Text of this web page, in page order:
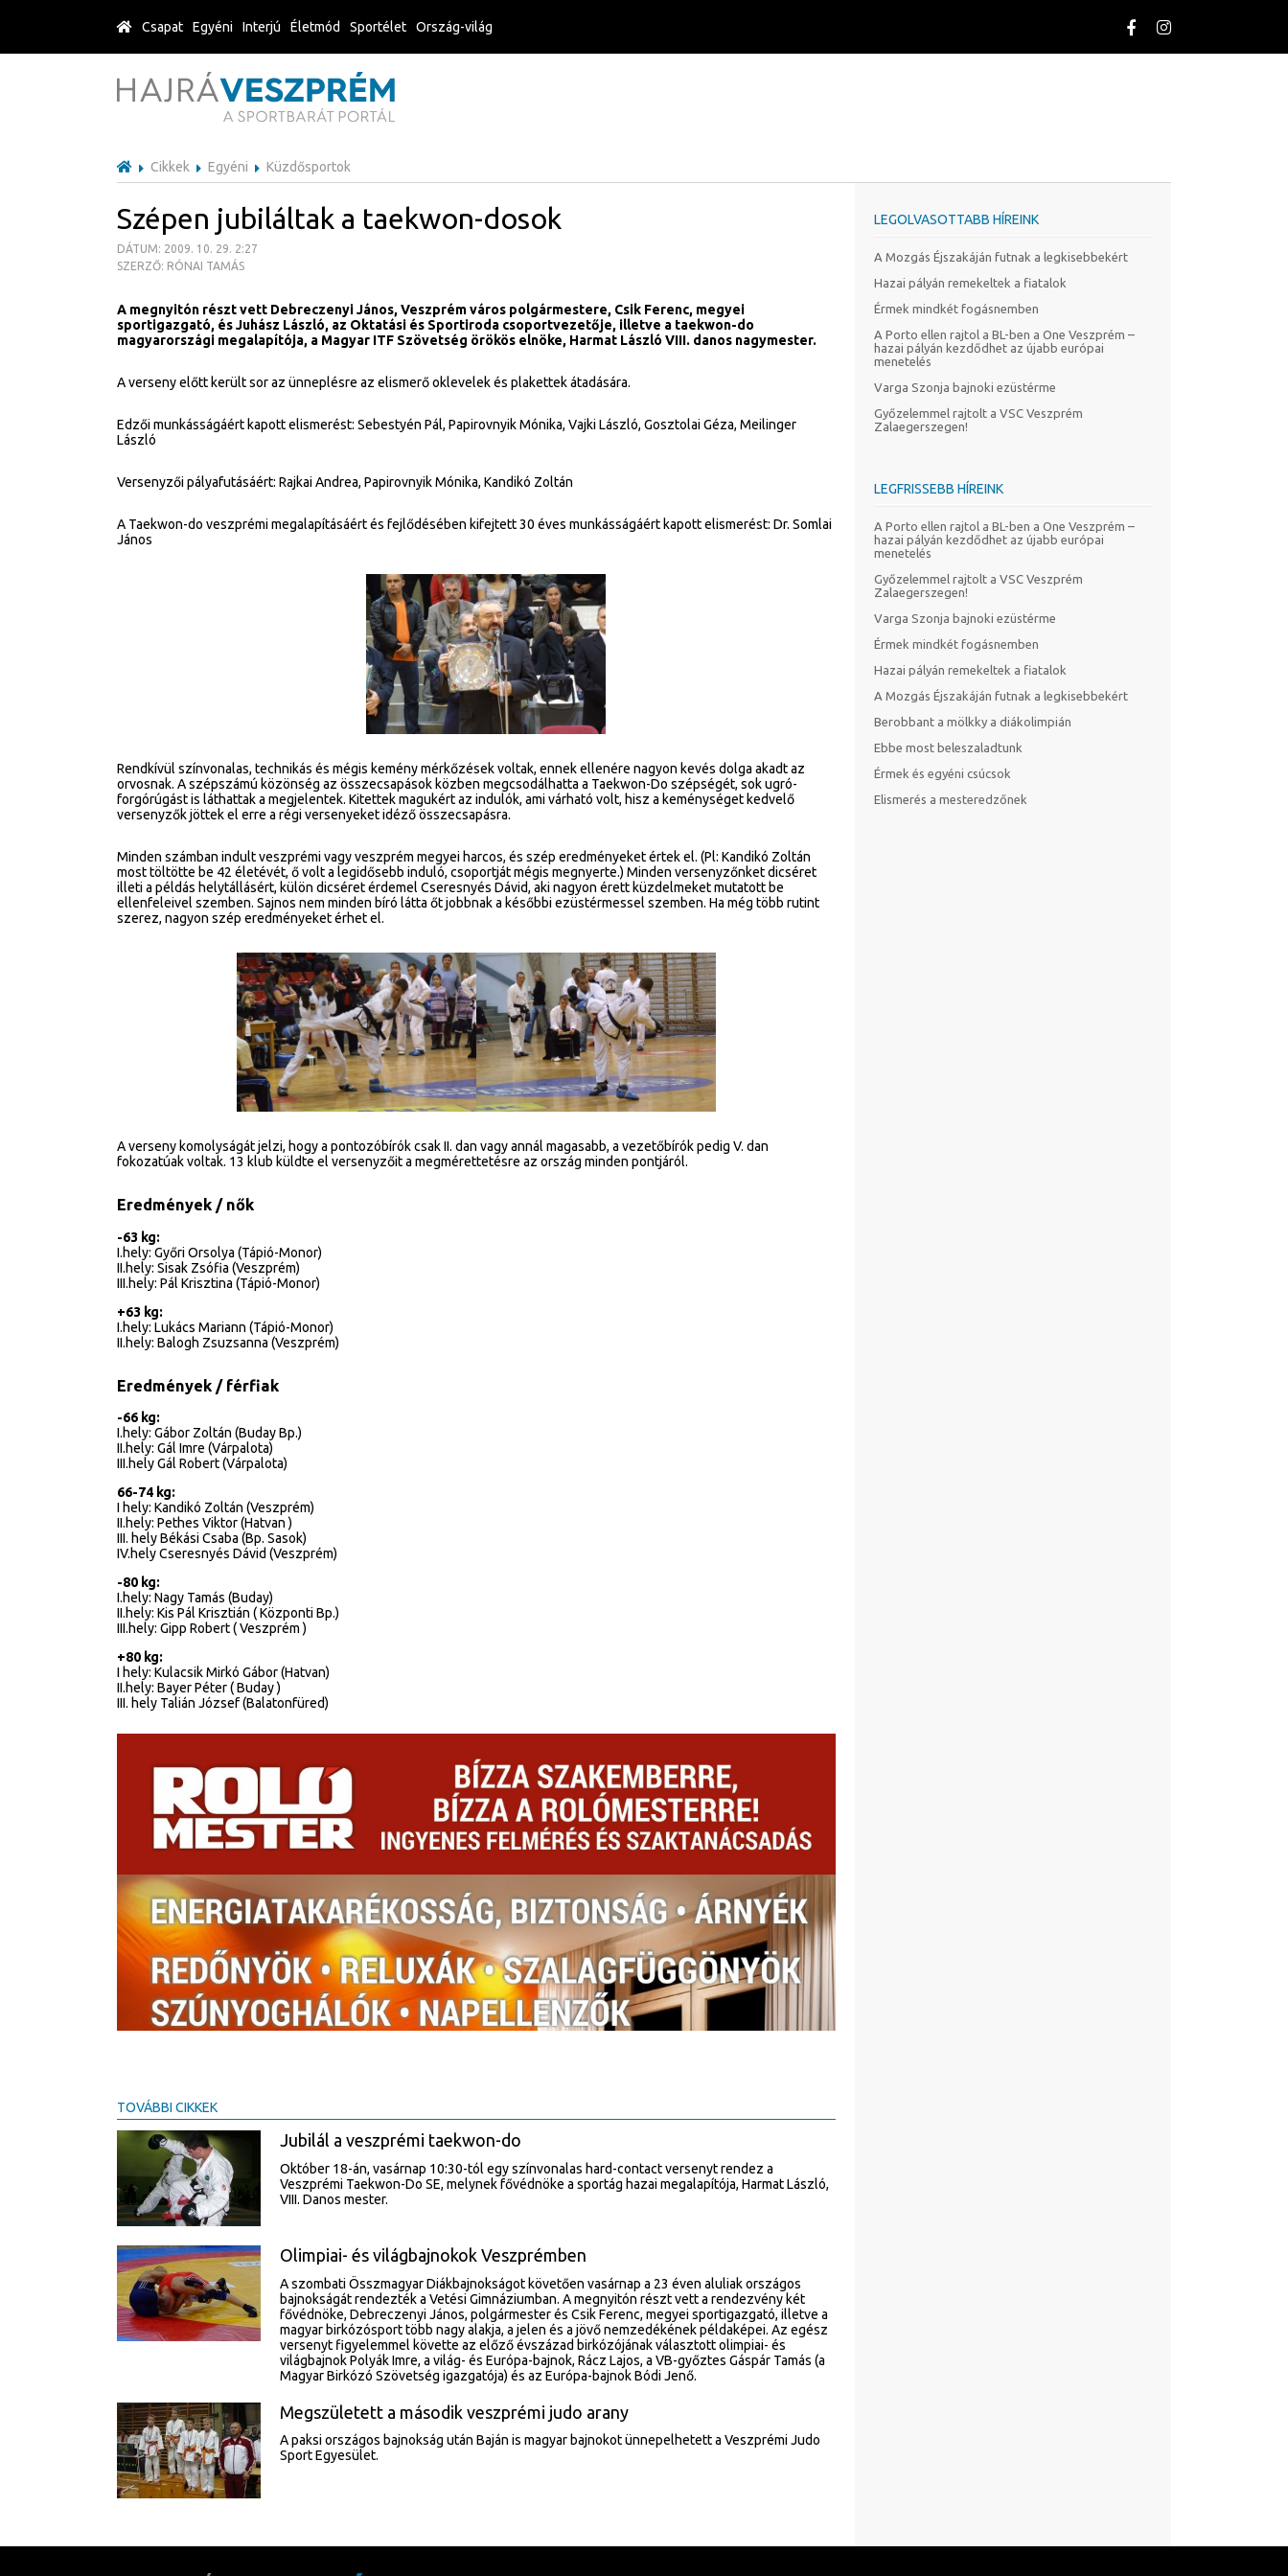
Cikkek Egyéni Küzdősportok
Szépen jubiláltak a taekwon-dosok
DÁTUM: 2009. 10. 29. 2:27
SZERZŐ: RÓNAI TAMÁS
A megnyitón részt vett Debreczenyi János, Veszprém város polgármestere, Csik Ferenc, megyei
sportigazgató, és Juhász László, az Oktatási és Sportiroda csoportvezetője, illetve a taekwon-do
magyarországi megalapítója, a Magyar ITF Szövetség örökös elnöke, Harmat László VIII. danos nagymester.
A verseny előtt került sor az ünneplésre az elismerő oklevelek és plakettek átadására.
Edzői munkásságáért kapott elismerést: Sebestyén Pál, Papirovnyik Mónika, Vajki László, Gosztolai Géza, Meilinger
László
Versenyzői pályafutásáért: Rajkai Andrea, Papirovnyik Mónika, Kandikó Zoltán
A Taekwon-do veszprémi megalapításáért és fejlődésében kifejtett 30 éves munkásságáért kapott elismerést: Dr. Somlai
János
Rendkívül színvonalas, technikás és mégis kemény mérkőzések voltak, ennek ellenére nagyon kevés dolga akadt az
orvosnak. A szépszámú közönség az összecsapások közben megcsodálhatta a Taekwon-Do szépségét, sok ugró-
forgórúgást is láthattak a megjelentek. Kitettek magukért az indulók, ami várható volt, hisz a keménységet kedvelő
versenyzők jöttek el erre a régi versenyeket idéző összecsapásra.
Minden számban indult veszprémi vagy veszprém megyei harcos, és szép eredményeket értek el. (Pl: Kandikó Zoltán
most töltötte be 42 életévét, ő volt a legidősebb induló, csoportját mégis megnyerte.) Minden versenyzőnket dicséret
illeti a példás helytállásért, külön dicséret érdemel Cseresnyés Dávid, aki nagyon érett küzdelmeket mutatott be
ellenfeleivel szemben. Sajnos nem minden bíró látta őt jobbnak a későbbi ezüstérmessel szemben. Ha még több rutint
szerez, nagyon szép eredményeket érhet el.
A verseny komolyságát jelzi, hogy a pontozóbírók csak II. dan vagy annál magasabb, a vezetőbírók pedig V. dan
fokozatúak voltak. 13 klub küldte el versenyzőit a megmérettetésre az ország minden pontjáról.
Eredmények / nők
-63 kg:
I.hely: Győri Orsolya (Tápió-Monor)
II.hely: Sisak Zsófia (Veszprém)
III.hely: Pál Krisztina (Tápió-Monor)
+63 kg:
I.hely: Lukács Mariann (Tápió-Monor)
II.hely: Balogh Zsuzsanna (Veszprém)
Eredmények / férfiak
-66 kg:
I.hely: Gábor Zoltán (Buday Bp.)
II.hely: Gál Imre (Várpalota)
III.hely Gál Robert (Várpalota)
66-74 kg:
I hely: Kandikó Zoltán (Veszprém)
II.hely: Pethes Viktor (Hatvan )
III. hely Békási Csaba (Bp. Sasok)
IV.hely Cseresnyés Dávid (Veszprém)
-80 kg:
I.hely: Nagy Tamás (Buday)
II.hely: Kis Pál Krisztián ( Központi Bp.)
III.hely: Gipp Robert ( Veszprém )
+80 kg:
I hely: Kulacsik Mirkó Gábor (Hatvan)
II.hely: Bayer Péter ( Buday )
III. hely Talián József (Balatonfüred)
TOVÁBBI CIKKEK
Jubilál a veszprémi taekwon-do
Október 18-án, vasárnap 10:30-tól egy színvonalas hard-contact versenyt rendez a
Veszprémi Taekwon-Do SE, melynek fővédnöke a sportág hazai megalapítója, Harmat László,
VIII. Danos mester.
Olimpiai- és világbajnokok Veszprémben
A szombati Összmagyar Diákbajnokságot követően vasárnap a 23 éven aluliak országos
bajnokságát rendezték a Vetési Gimnáziumban. A megnyitón részt vett a rendezvény két
fővédnöke, Debreczenyi János, polgármester és Csik Ferenc, megyei sportigazgató, illetve a
magyar birkózósport több nagy alakja, a jelen és a jövő nemzedékének példaképei. Az egész
versenyt figyelemmel követte az előző évszázad birkózójának választott olimpiai- és
világbajnok Polyák Imre, a világ- és Európa-bajnok, Rácz Lajos, a VB-győztes Gáspár Tamás (a
Magyar Birkózó Szövetség igazgatója) és az Európa-bajnok Bódi Jenő.
Megszületett a második veszprémi judo arany
A paksi országos bajnokság után Baján is magyar bajnokot ünnepelhetett a Veszprémi Judo
Sport Egyesület.
LEGOLVASOTTABB HÍREINK
A Mozgás Éjszakáján futnak a legkisebbekért
Hazai pályán remekeltek a fiatalok
Érmek mindkét fogásnemben
A Porto ellen rajtol a BL-ben a One Veszprém –
hazai pályán kezdődhet az újabb európai
menetelés
Varga Szonja bajnoki ezüstérme
Győzelemmel rajtolt a VSC Veszprém
Zalaegerszegen!
LEGFRISSEBB HÍREINK
A Porto ellen rajtol a BL-ben a One Veszprém –
hazai pályán kezdődhet az újabb európai
menetelés
Győzelemmel rajtolt a VSC Veszprém
Zalaegerszegen!
Varga Szonja bajnoki ezüstérme
Érmek mindkét fogásnemben
Hazai pályán remekeltek a fiatalok
A Mozgás Éjszakáján futnak a legkisebbekért
Berobbant a mölkky a diákolimpián
Ebbe most beleszaladtunk
Érmek és egyéni csúcsok
Elismerés a mesteredzőnek
Csapat Egyéni Interjú Életmód Sportélet Ország-világ